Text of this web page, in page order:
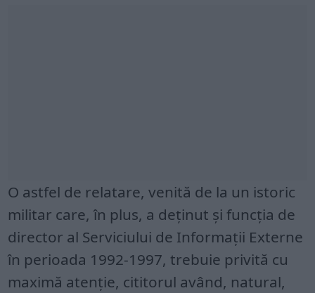
O astfel de relatare, venită de la un istoric
militar care, în plus, a deţinut şi funcţia de
director al Serviciului de Informaţii Externe
în perioada 1992-1997, trebuie privită cu
maximă atenţie, cititorul având, natural,